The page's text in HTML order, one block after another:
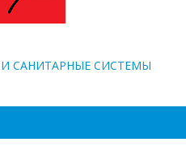
САНИТАРНЫЕ СИСТЕМЫ